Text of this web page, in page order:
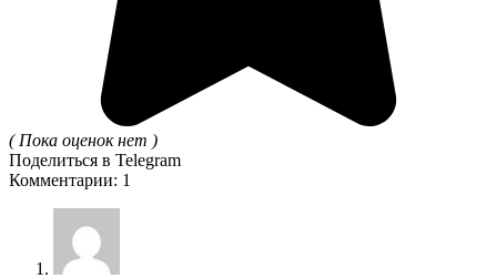
( Пока оценок нет )
Поделиться в Telegram
Комментарии: 1